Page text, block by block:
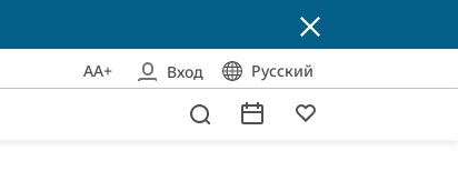
AA+ Вход Русский